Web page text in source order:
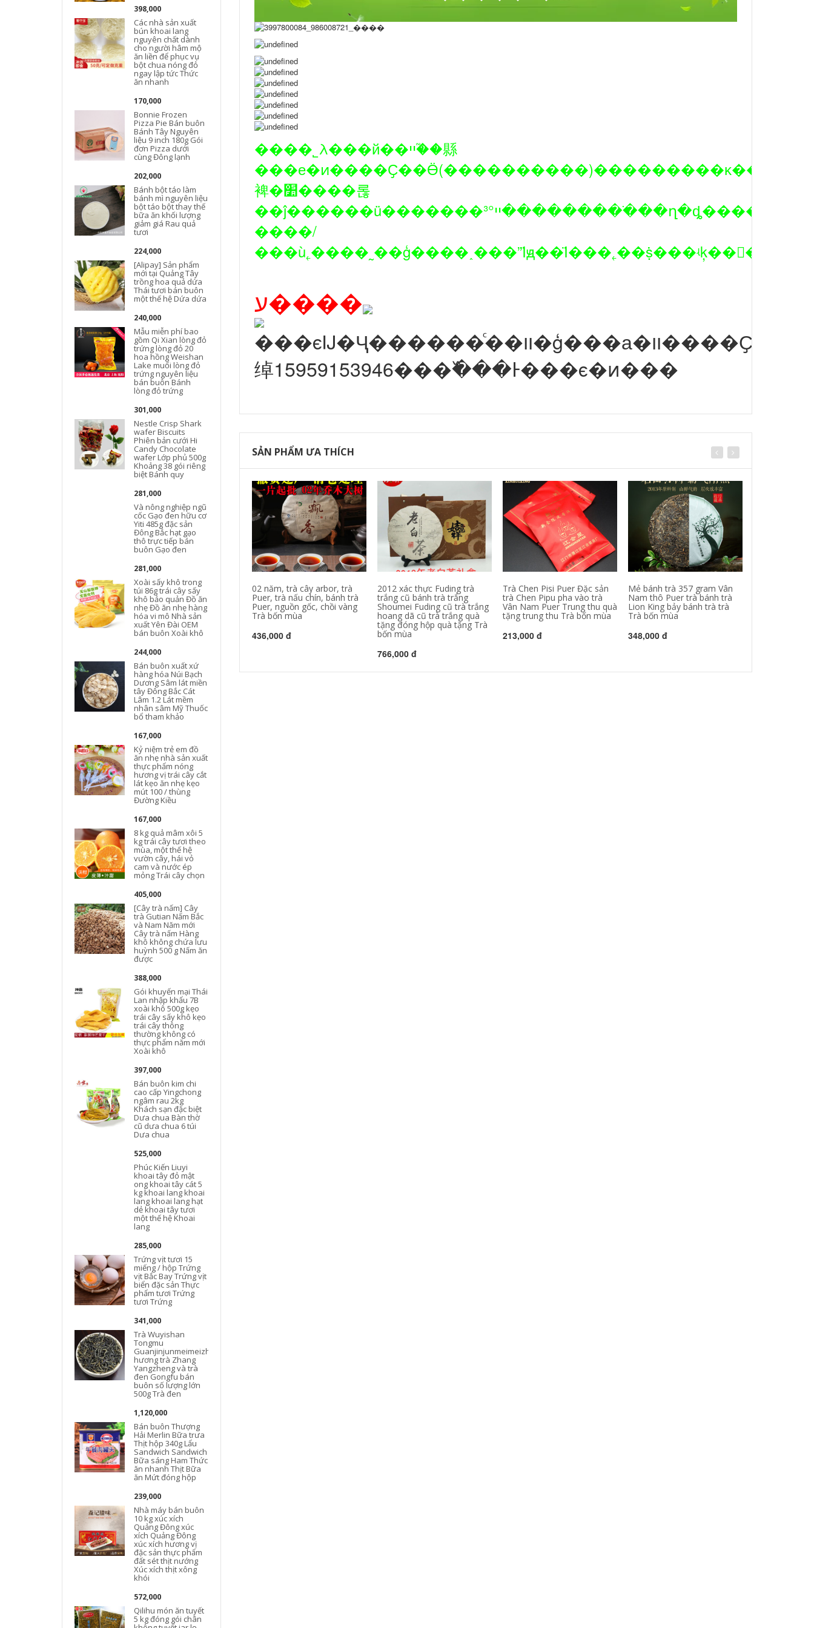
398,000
Các nhà sản xuất
bún khoai lang
nguyên chất dành
cho người hâm mộ
ăn liền để phục vụ
bột chua nóng đỏ
ngay lập tức Thức
ăn nhanh
170,000
Bonnie Frozen
Pizza Pie Bán buôn
Bánh Tây Nguyên
liệu 9 inch 180g Gói
đơn Pizza dưới
cùng Đông lạnh
202,000
Bánh bột táo làm
bánh mì nguyên liệu
bột táo bột thay thế
bữa ăn khối lượng
giảm giá Rau quả
tươi
224,000
[Alipay] Sản phẩm
mới tại Quảng Tây
trồng hoa quả dứa
Thái tươi bán buôn
một thế hệ Dứa dứa
240,000
Mẫu miễn phí bao
gồm Qi Xian lòng đỏ
trứng lòng đỏ 20
hoa hồng Weishan
Lake muối lòng đỏ
trứng nguyên liệu
bán buôn Bánh
lòng đỏ trứng
301,000
Nestle Crisp Shark
wafer Biscuits
Phiên bản cưới Hi
Candy Chocolate
wafer Lớp phủ 500g
Khoảng 38 gói riêng
biệt Bánh quy
281,000
Và nông nghiệp ngũ
cốc Gạo đen hữu cơ
Yiti 485g đặc sản
Đông Bắc hạt gạo
thô trực tiếp bán
buôn Gạo đen
281,000
Xoài sấy khô trong
túi 86g trái cây sấy
khô bảo quản Đồ ăn
nhẹ Đồ ăn nhẹ hàng
hóa vi mô Nhà sản
xuất Yên Đài OEM
bán buôn Xoài khô
244,000
Bán buôn xuất xứ
hàng hóa Núi Bạch
Dương Sâm lát miền
tây Đông Bắc Cát
Lâm 1.2 Lát mềm
nhân sâm Mỹ Thuốc
bổ tham khảo
167,000
Kỷ niệm trẻ em đồ
ăn nhẹ nhà sản xuất
thực phẩm nóng
hương vị trái cây cắt
lát kẹo ăn nhẹ kẹo
mút 100 / thùng
Đường Kiều
167,000
8 kg quả mâm xôi 5
kg trái cây tươi theo
mùa, một thế hệ
vườn cây, hái vỏ
cam và nước ép
mỏng Trái cây chọn
405,000
[Cây trà nấm] Cây
trà Gutian Nấm Bắc
và Nam Năm mới
Cây trà nấm Hàng
khô không chứa lưu
huỳnh 500 g Nấm ăn
được
388,000
Gói khuyến mại Thái
Lan nhập khẩu 7B
xoài khô 500g kẹo
trái cây sấy khô kẹo
trái cây thông
thường không có
thực phẩm năm mới
Xoài khô
397,000
Bán buôn kim chi
cao cấp Yingchong
ngâm rau 2kg
Khách sạn đặc biệt
Dưa chua Bàn thờ
cũ dưa chua 6 túi
Dưa chua
525,000
Phúc Kiến Liuyi
khoai tây đỏ mật
ong khoai tây cát 5
kg khoai lang khoai
lang khoai lang hạt
dẻ khoai tây tươi
một thế hệ Khoai
lang
285,000
Trứng vịt tươi 15
miếng / hộp Trứng
vịt Bắc Bay Trứng vịt
biển đặc sản Thực
phẩm tươi Trứng
tươi Trứng
341,000
Trà Wuyishan
Tongmu
Guanjinjunmeimeizhan
hương trà Zhang
Yangzheng và trà
đen Gongfu bán
buôn số lượng lớn
500g Trà đen
1,120,000
Bán buôn Thượng
Hải Merlin Bữa trưa
Thịt hộp 340g Lẩu
Sandwich Sandwich
Bữa sáng Ham Thức
ăn nhanh Thịt Bữa
ăn Mứt đóng hộp
239,000
Nhà máy bán buôn
10 kg xúc xích
Quảng Đông xúc
xích Quảng Đông
xúc xích hương vị
đặc sản thực phẩm
đất sét thịt nướng
Xúc xích thịt xông
khói
572,000
Qilihu món ăn tuyết
5 kg đóng gói chân
����˾λ���й��ײ�֮�縣
���е�ͷ����Ҫ��Ӫ(����������)���������ĸ����ײ
裨�׺����롢
��ĵ������ü�������³°ײ���������ֹ��ղ�ȡ�����Ӫ������“�˿����ϣ�����Ϊ������ƽ���ף�׷��Ʒ��”Ϊ��Ӫ������“�˿�/
����/
ע����
���ϵĲ�Ҷ������ͨ��װ�ģ���а�װ����Ҫ���⹺���Ŷ����Ҫ�����װ������װ�е����ѿ��Ե
绰15959153946���߰���Ͱ���ϵ�ͷ���
SẢN PHẨM ƯA THÍCH
02 năm, trà cây arbor, trà
Puer, trà nấu chín, bánh trà
Puer, nguồn gốc, chồi vàng
Trà bốn mùa
436,000 đ
2012 xác thực Fuding trà
trắng cũ bánh trà trắng
Shoumei Fuding cũ trà trắng
hoang dã cũ trà trắng quà
tặng đóng hộp quà tặng Trà
bốn mùa
766,000 đ
Trà Chen Pisi Puer Đặc sản
trà Chen Pipu pha vào trà
Vân Nam Puer Trung thu quà
tặng trung thu Trà bốn mùa
213,000 đ
Mẻ bánh trà 357 gram Vân
Nam thô Puer trà bánh trà
Lion King bảy bánh trà trà
Trà bốn mùa
348,000 đ